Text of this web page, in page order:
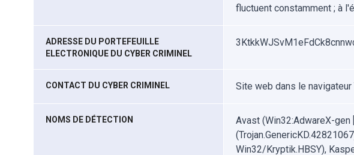
fluctuent constamment ; à
ADRESSE DU PORTEFEUILLE
ELECTRONIQUE DU CYBER CRIMINEL
CONTACT DU CYBER CRIMINEL Site web dans le navigateur
NOMS DE DÉTECTION
Avast (Win32:AdwareX-
Win32/Kryptik.HBSY),